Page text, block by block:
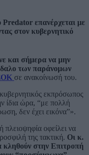
επανέρχεται με
στον κυβερνητικό
και σήμερα να μην
των παράνομων
σε ανακοίνωσή του.
εκπρόσωπος
ίδια ώρα, “με πολλή
δεν έχει εικόνα”».
πλειοψηφία οφείλει να
της τακτική. Οι κ.
κληθούν στην Επιτροπή